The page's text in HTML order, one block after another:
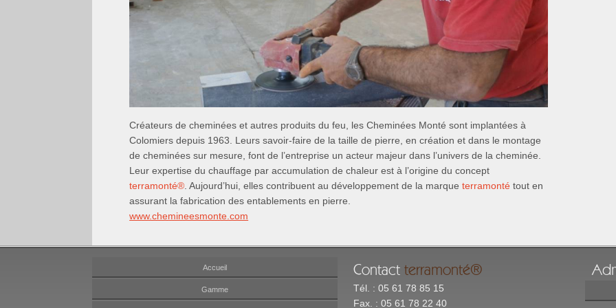
Créateurs de cheminées et autres produits du feu, les Cheminées Monté sont implantées à
Colomiers depuis 1963. Leurs savoir-faire de la taille de pierre, en création et dans le montage
de cheminées sur mesure, font de l’entreprise un acteur majeur dans l’univers de la cheminée.
Leur expertise du chauffage par accumulation de chaleur est à l’origine du concept
terramonté® . Aujourd’hui, elles contribuent au développement de la marqueterramonté tout en
assurant la fabrication des entablements en pierre.
www.chemineesmonte.com
Accueil
Gamme
Contactterramonté®
Tél. : 05 61 78 85 15
Fax. : 05 61 78 22 40